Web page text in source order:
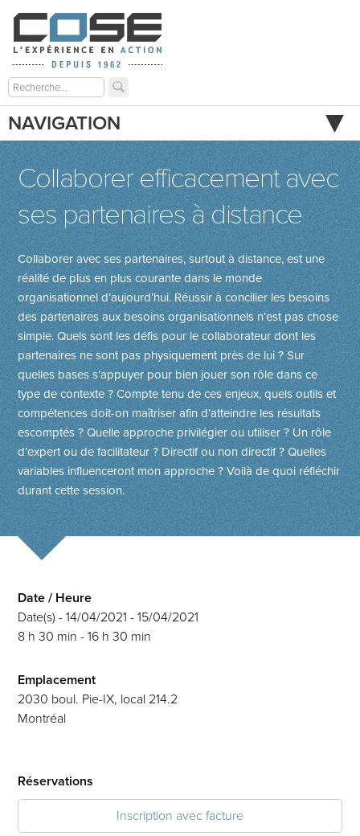
NAVIGATION
Collaborer efficacement avec
ses partenaires à distance
Collaborer avec ses partenaires, surtout à distance, est une
réalité de plus en plus courante dans le monde
organisationnel d’aujourd’hui. Réussir à concilier les besoins
des partenaires aux besoins organisationnels n’est pas chose
simple. Quels sont les défis pour le collaborateur dont les
partenaires ne sont pas physiquement près de lui ? Sur
quelles bases s’appuyer pour bien jouer son rôle dans ce
type de contexte ? Compte tenu de ces enjeux, quels outils et
compétences doit-on maîtriser afin d’atteindre les résultats
escomptés ? Quelle approche privilégier ou utiliser ? Un rôle
d’expert ou de facilitateur ? Directif ou non directif ? Quelles
variables influenceront mon approche ? Voilà de quoi réfléchir
durant cette session.
Date / Heure
Date(s) - 14/04/2021 - 15/04/2021
8 h 30 min - 16 h 30 min
Emplacement
2030 boul. Pie-IX, local 214.2
Montréal
Réservations
Inscription avec facture